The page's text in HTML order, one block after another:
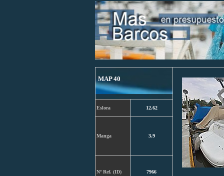
MAP 40
Eslora 12.62
Manga 3.9
Nº Ref. (ID) 7966